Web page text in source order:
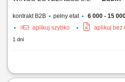
kontrakt B2B pełny etat 6 000 - 15
aplikuj szybko
aplikuj bez
1 dni
Aktywna sprzedaż oraz promocja